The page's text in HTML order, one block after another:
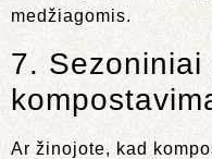
medžiagomis.
7. Sezoniniai
Ar žinojote, kad